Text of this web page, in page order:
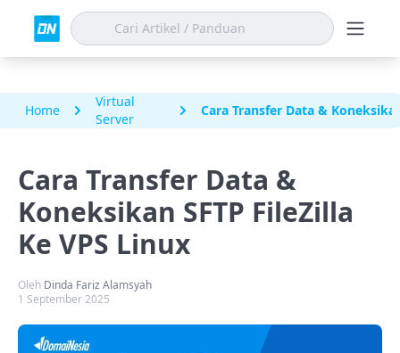
Home
Virtual
Server
Cara Transfer Data &
Cara Transfer Data &
Koneksikan SFTP FileZilla
Ke VPS Linux
Oleh Dinda Fariz Alamsyah
1 September 2025